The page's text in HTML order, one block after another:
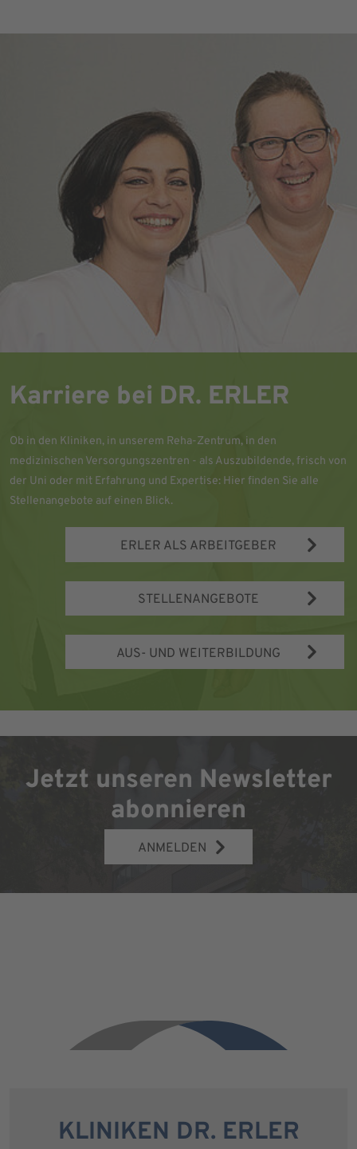
Karriere bei DR. ERLER
Ob in den Kliniken, in unserem Reha-Zentrum, in den
medizinischen Versorgungszentren - als Auszubildende, frisch von
der Uni oder mit Erfahrung und Expertise: Hier finden Sie alle
Stellenangebote auf einen Blick.
ERLER ALS ARBEITGEBER
STELLENANGEBOTE
AUS- UND WEITERBILDUNG
Jetzt unseren Newsletter
abonnieren
ANMELDEN
KLINIKEN DR. ERLER